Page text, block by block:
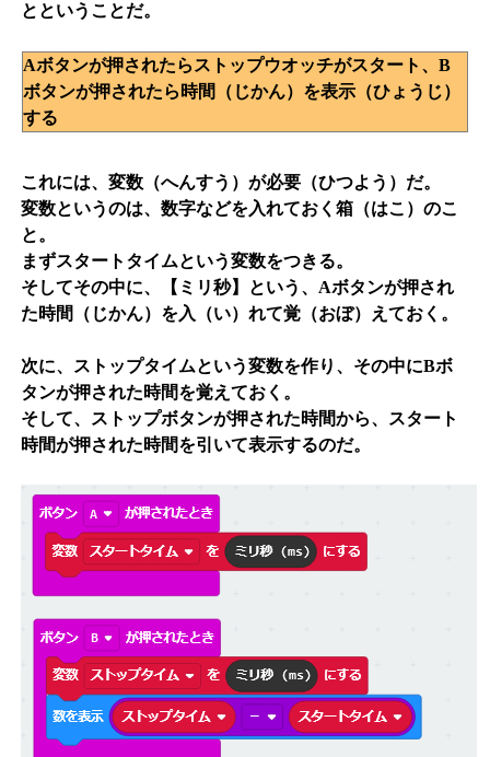
とということだ。
Aボタンが押されたらストップウオッチがスタート、B
ボタンが押されたら時間（じかん）を表示（ひょうじ）
する
これには、変数（へんすう）が必要（ひつよう）だ。
変数というのは、数字などを入れておく箱（はこ）のこ
と。
まずスタートタイムという変数をつきる。
そしてその中に、【ミリ秒】という、Aボタンが押され
た時間（じかん）を入（い）れて覚（おぼ）えておく。
次に、ストップタイムという変数を作り、その中にBボ
タンが押された時間を覚えておく。
そして、ストップボタンが押された時間から、スタート
時間が押された時間を引いて表示するのだ。